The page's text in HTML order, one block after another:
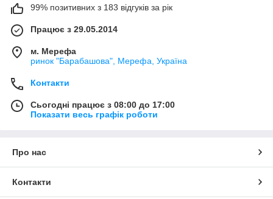
99% позитивних з 183 відгуків за рік
Працює з 29.05.2014
м. Мерефа
ринок "Барабашова", Мерефа, Україна
Контакти
Сьогодні працює з 08:00 до 17:00
Показати весь графік роботи
Про нас
Контакти